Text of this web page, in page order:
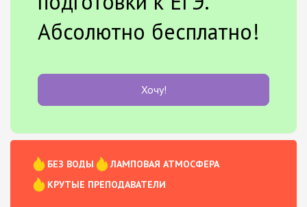
Абсолютно бесплатно!
Хочу!
БЕЗ ВОДЫ
ЛАМПОВАЯ АТМОСФЕРА
КРУТЫЕ ПРЕПОДАВАТЕЛИ